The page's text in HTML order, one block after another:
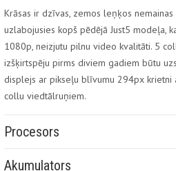
Krāsas ir dzīvas, zemos leņķos
uzlabojusies kopš pēdējā Just5 modeļa,
1080p, neizjutu pilnu video kvalitāti. 5
izšķirtspēju pirms diviem gadiem būtu
displejs ar pikseļu blīvumu 294px krietni
collu viedtālruņiem.
Procesors
Akumulators